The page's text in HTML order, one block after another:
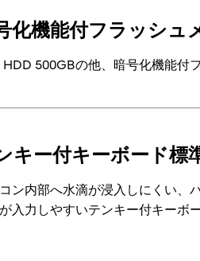
化機能付フラッシュ
HDD 500GBの他、暗号化機能付
キー付キーボード標
ン内部へ水滴が浸入しにくい、
入力しやすいテンキー付キーボ